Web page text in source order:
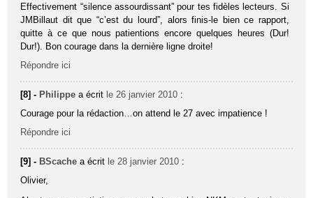
Effectivement “silence assourdissant” pour tes fidèles lecteurs. Si
JMBillaut dit que “c’est du lourd”, alors finis-le bien ce rapport,
quitte à ce que nous patientions encore quelques heures (Dur!
Dur!). Bon courage dans la dernière ligne droite!
Répondre ici
[8] - Philippe a écrit le 26 janvier 2010 :
Courage pour la rédaction…on attend le 27 avec impatience !
Répondre ici
[9] - BScache a écrit le 28 janvier 2010 :
Olivier,